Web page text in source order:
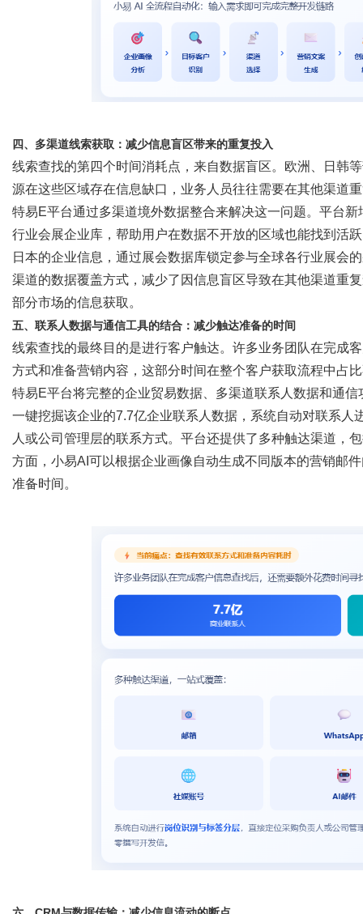
四、多渠道线索获取：减少信息盲区带来的重复投入
线索查找的第四个时间消耗点，来自数据盲区。欧洲、日韩
源在这些区域存在信息缺口，业务人员往往需要在其他渠道
特易E平台通过多渠道境外数据整合来解决这一问题。平台
行业会展企业库，帮助用户在数据不开放的区域也能找到活
日本的企业信息，通过展会数据库锁定参与全球各行业展会
渠道的数据覆盖方式，减少了因信息盲区导致在其他渠道重
部分市场的信息获取。
五、联系人数据与通信工具的结合：减少触达准备的时间
线索查找的最终目的是进行客户触达。许多业务团队在完成
方式和准备营销内容，这部分时间在整个客户获取流程中占
特易E平台将完整的企业贸易数据、多渠道联系人数据和通
一键挖掘该企业的7.7亿企业联系人数据，系统自动对联系
人或公司管理层的联系方式。平台还提供了多种触达渠道，
方面，小易AI可以根据企业画像自动生成不同版本的营销邮
准备时间。